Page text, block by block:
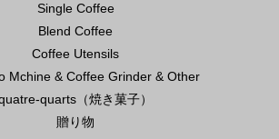
Single Coffee
Blend Coffee
Coffee Utensils
Mchine & Coffee Grinder & Other
quarts（焼き菓子）
贈り物